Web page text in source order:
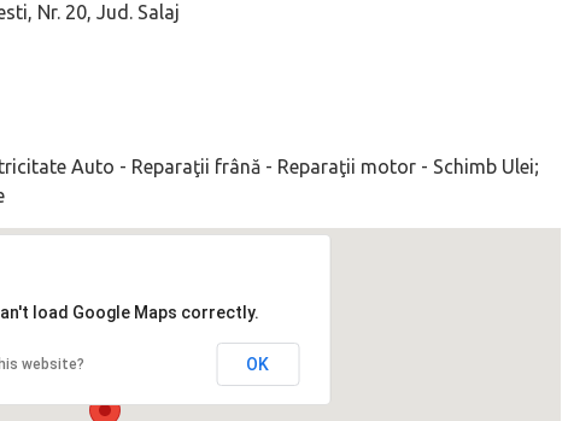
Nr. 20, Jud. Salaj
Auto - Reparaţii frână - Reparaţii motor - Schimb Ulei;
load Google Maps correctly.
website? OK